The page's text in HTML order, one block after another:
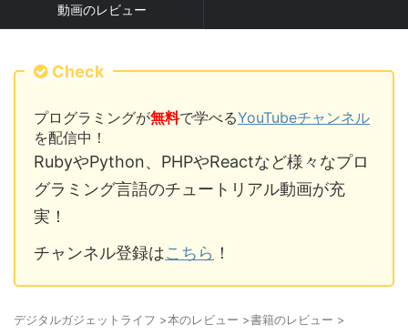
動画のレビュー
Check
プログラミングが無料で学べるYouTubeチャンネル
を配信中！
RubyやPython、PHPやReactなど様々なプロ
グラミング言語のチュートリアル動画が充
実！
チャンネル登録はこちら ！
デジタルガジェットライフ >本のレビュー >書籍のレビュー >